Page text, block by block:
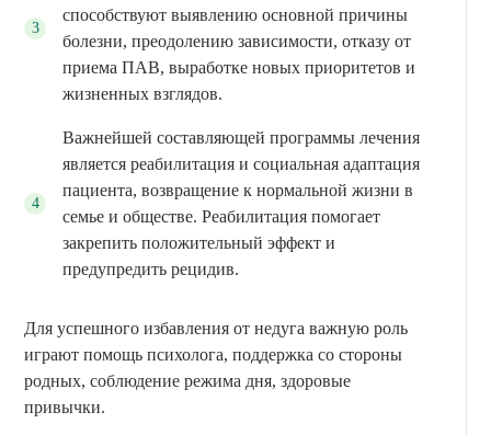
способствуют выявлению основной причины
болезни, преодолению зависимости, отказу от
приема ПАВ, выработке новых приоритетов и
жизненных взглядов.
Важнейшей составляющей программы лечения
является реабилитация и социальная адаптация
пациента, возвращение к нормальной жизни в
семье и обществе. Реабилитация помогает
закрепить положительный эффект и
предупредить рецидив.
Для успешного избавления от недуга важную роль
играют помощь психолога, поддержка со стороны
родных, соблюдение режима дня, здоровые
привычки.